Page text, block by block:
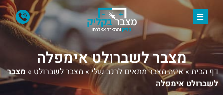
מצבר לשברולט אימפלה
דף הבית»איזה מצבר מתאים לרכב שלי» מצבר לשברולט » מצבר
לשברולט אימפלה